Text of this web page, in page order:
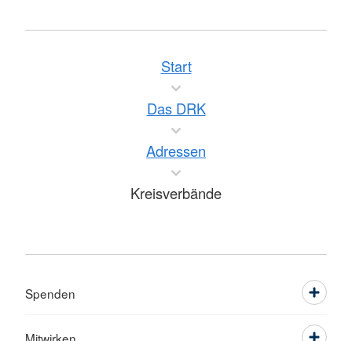
Start
Das DRK
Adressen
Kreisverbände
Spenden